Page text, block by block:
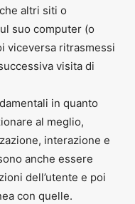
altri siti o
suo computer (o
viceversa ritrasmessi
visita di
in quanto
al meglio,
interazione e
anche essere
dell’utente e poi
con quelle.